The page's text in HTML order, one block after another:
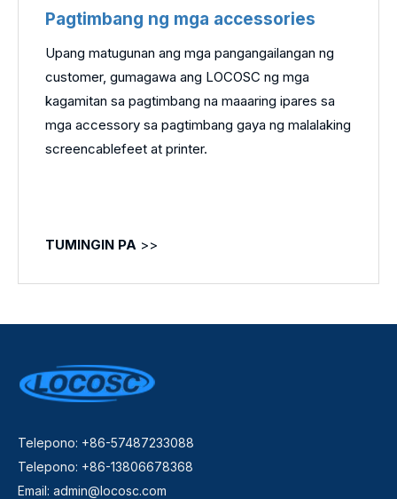
Pagtimbang ng mga accessories
Upang matugunan ang mga pangangailangan ng
customer, gumagawa ang LOCOSC ng mga
kagamitan sa pagtimbang na maaaring ipares sa
mga accessory sa pagtimbang gaya ng malalaking
screencablefeet at printer.
TUMINGIN PA >>
Telepono: +86-57487233088
Telepono: +86-13806678368
Email: admin@locosc.com